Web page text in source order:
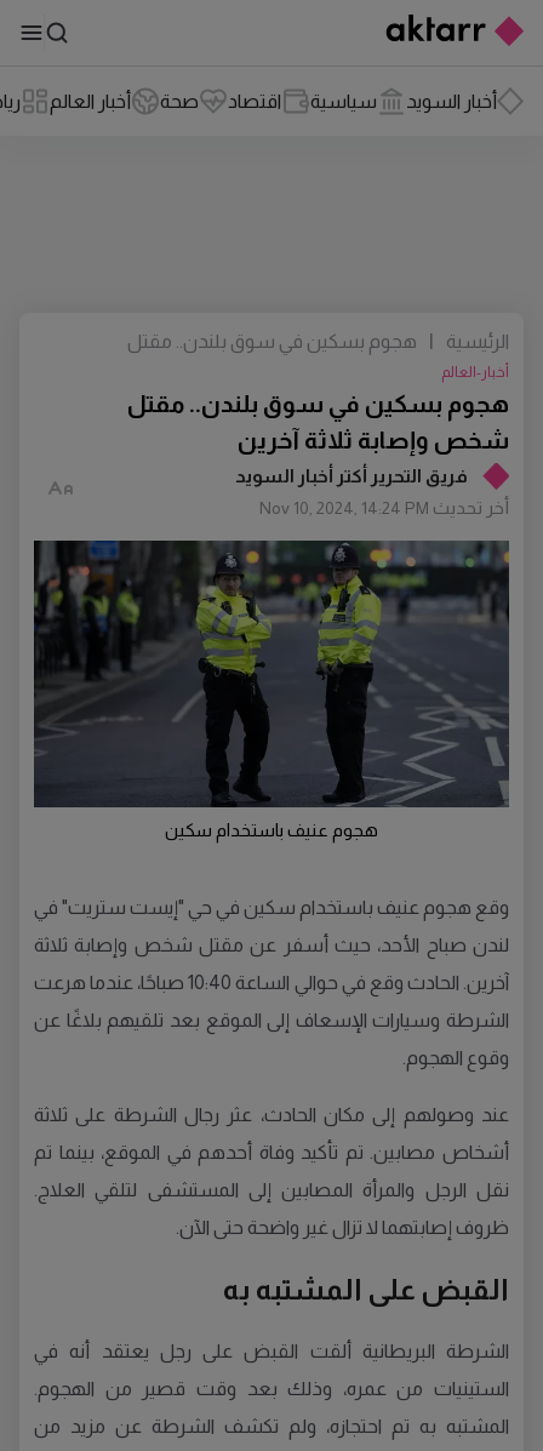
أخبار السويد سياسية اقتصاد صحة أخبار العالم
فريق التحرير أكتر أخبار السويد
أخر تحديث Nov 10, 2024, 14:24 PM
هجوم بسكين في سوق بلندن.. مقتل
شخص وإصابة ثلاثة آخرين
أخبار-العالم
الرئيسية
هجوم بسكين في سوق بلندن.. مقتل
هجوم عنيف باستخدام سكين
وقع هجوم عنيف باستخدام سكين في حي "إيست ستريت" في
لندن صباح الأحد، حيث أسفر عن مقتل شخص وإصابة ثلاثة
آخرين. الحادث وقع في حوالي الساعة 10:40 صباحًا، عندما هرعت
الشرطة وسيارات الإسعاف إلى الموقع بعد تلقيهم بلاغًا عن
وقوع الهجوم.
عند وصولهم إلى مكان الحادث، عثر رجال الشرطة على ثلاثة
أشخاص مصابين. تم تأكيد وفاة أحدهم في الموقع، بينما تم
نقل الرجل والمرأة المصابين إلى المستشفى لتلقي العلاج.
ظروف إصابتهما لا تزال غير واضحة حتى الآن.
القبض على المشتبه به
الشرطة البريطانية ألقت القبض على رجل يعتقد أنه في
الستينيات من عمره، وذلك بعد وقت قصير من الهجوم.
المشتبه به تم احتجازه، ولم تكشف الشرطة عن مزيد من